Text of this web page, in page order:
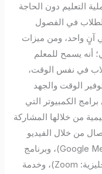
دون الحاجة
في الفصول
واحد، ومن ميزات
يسمح للمعلم
نفس الوقت،
الوقت والجهد
الكمبيوتر التي
خلالها المشاركة
خلال الفيديو
جوجل مييت (بالإنجليزية: Google Meet)‏، وبرنامج
الدردشة المرئية زووم (بالإنجليزية: Zoom)، وخدمة